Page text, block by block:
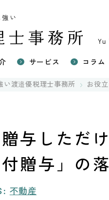
い
Yu
サービス コラム
い渡邉優税理士事務所 お役
与しただ
贈与」の
不動産